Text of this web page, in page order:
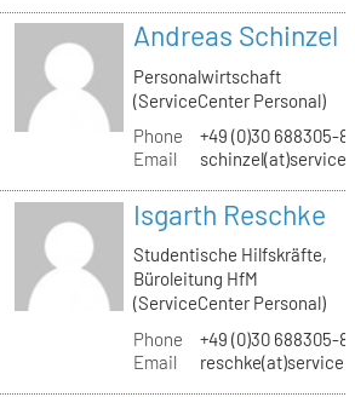
Andreas Schinzel
Personalwirtschaft
(ServiceCenter Personal)
Phone
+49 (0)30 688305-
Email
Isgarth Reschke
Studentische Hilfskräfte,
Büroleitung HfM
(ServiceCenter Personal)
Phone
+49 (0)30 688305-
Email